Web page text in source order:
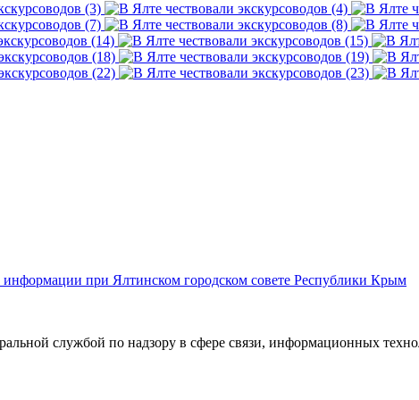
информации при Ялтинском городском совете Республики Крым
службой по надзору в сфере связи, информационных